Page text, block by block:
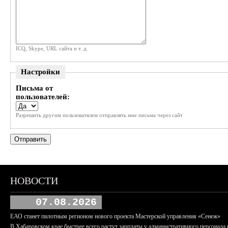
ICQ, Skype, URL сайта и т. д.
Настройки
Письма от
пользователей:
Разрешить другим пользоватялем отправлять мне письма через сайт
НОВОСТИ
07.08.2026
ЕАО станет пилотным регионом нового проекта Мастерской управления «Сенеж»
В Хабаровском крае быстрее всего растут зарплаты у административного персонала